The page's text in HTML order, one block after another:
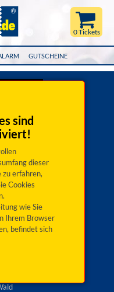
GUTSCHEINE
0 Tickets
sind
dieser
zu erfahren,
Cookies
wie Sie
Ihrem Browser
befindet sich
Classic